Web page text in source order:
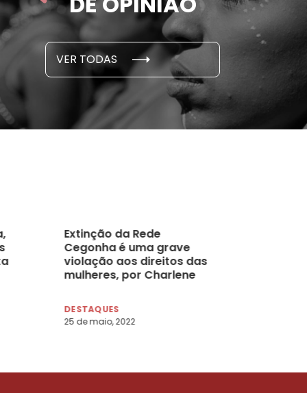
VER TODAS
E PESQUISAS
novembro, 2021
Extinção da Rede
Cegonha é uma grave
violação aos direitos das
mulheres, por Charlene
DESTAQUES
25 de maio, 2022